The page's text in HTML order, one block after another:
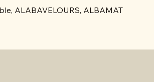
ALABAVELOURS, ALBAMAT